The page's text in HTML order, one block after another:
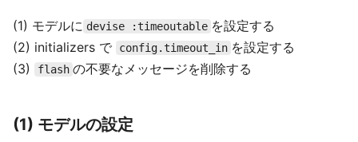
(1) モデルに devise :timeoutable を設定する
(2) initializers で
config.timeout_in を設定する
(3)
flash の不要なメッセージを削除する
(1) モデルの設定